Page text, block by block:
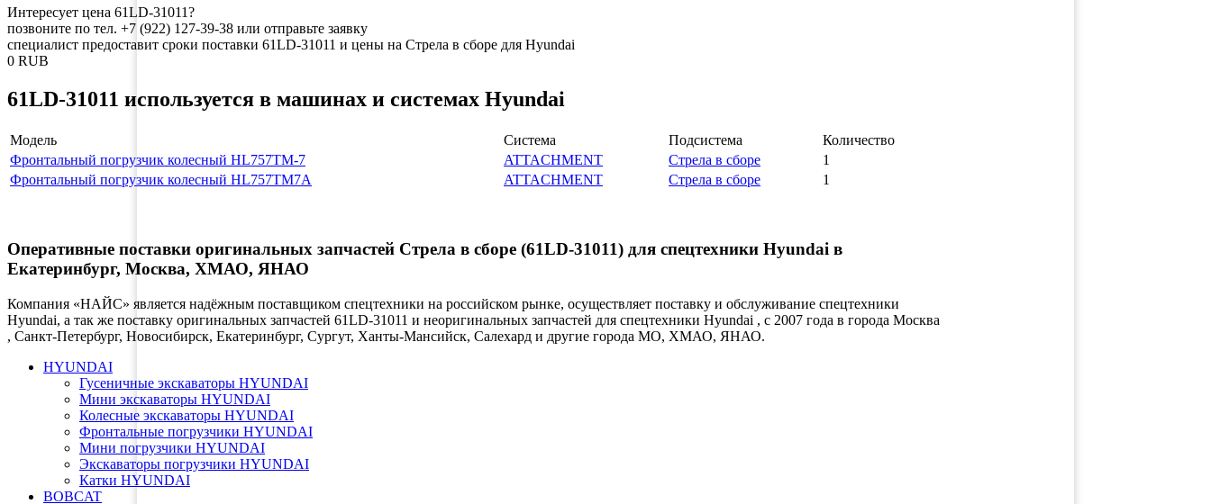
Интересует цена 61LD-31011?
позвоните по тел. +7 (922) 127-39-38 или отправьте заявку
специалист предоставит сроки поставки 61LD-31011 и цены на Стрела в сборе для Hyundai
0 RUB
61LD-31011 используется в машинах и системах Hyundai
Модель Система Подсистема
Количество
Фронтальный погрузчик колесный HL757TM-7
ATTACHMENT Стрела в сборе
1
Фронтальный погрузчик колесный HL757TM7A
ATTACHMENT Стрела в сборе 1
Оперативные поставки оригинальных запчастей Стрела в сборе (61LD-31011) для спецтехники Hyundai в
Екатеринбург, Москва, ХМАО, ЯНАО
Компания «НАЙС» является надёжным поставщиком спецтехники на российском рынке, осуществляет поставку и обслуживание спецтехники
Hyundai, а так же поставку оригинальных запчастей 61LD-31011 и неоригинальных запчастей для спецтехники Hyundai , с 2007 года в города Москва
, Санкт-Петербург, Новосибирск, Екатеринбург, Сургут, Ханты-Мансийск, Салехард и другие города МО, ХМАО, ЯНАО.
HYUNDAI
Гусеничные экскаваторы HYUNDAI
Мини экскаваторы HYUNDAI
Колесные экскаваторы HYUNDAI
Фронтальные погрузчики HYUNDAI
Мини погрузчики HYUNDAI
Экскаваторы погрузчики HYUNDAI
Катки HYUNDAI
BOBCAT